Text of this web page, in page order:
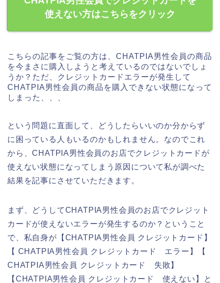
使えない方はこちらをクリック
こちらの記事をご覧の方は、CHATPIA男性会員の商品
を今まさに購入しようと考えているのではないでしょ
うか？ただ、クレジットカードエラーが発生して
CHATPIA男性会員の商品を購入できない状態になって
しまった、、、
という問題に直面して、どうしたらいいのか分からず
に困っている人もいるのかもしれません。なのでこれ
から、CHATPIA男性会員のお店でクレジットカードが
使えない状態になってしまう原因について私が調べた
結果を記事にさせていただきます。
まず、どうしてCHATPIA男性会員のお店でクレジット
カードが使えないエラーが発生するのか？ということ
で、私自身が【CHATPIA男性会員 クレジットカード】
【 CHATPIA男性会員 クレジットカード エラー】【
CHATPIA男性会員 クレジットカード 失敗】
【CHATPIA男性会員 クレジットカード 使えない】と